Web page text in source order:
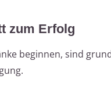
zum Erfolg
beginnen, sind